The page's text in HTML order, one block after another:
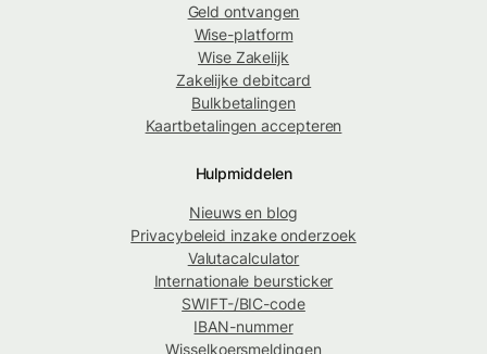
Geld ontvangen
Wise-platform
Wise Zakelijk
Zakelijke debitcard
Bulkbetalingen
Kaartbetalingen accepteren
Hulpmiddelen
Nieuws en blog
Privacybeleid inzake onderzoek
Valutacalculator
Internationale beursticker
SWIFT-/BIC-code
IBAN-nummer
Wisselkoersmeldingen